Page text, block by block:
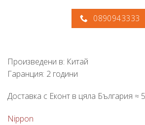
0890943333
Произведени в: Китай
Гаранция: 2 години
Доставка с Еконт в цяла България ≈
Nippon